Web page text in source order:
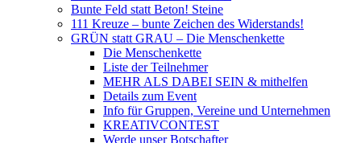
Bunte Feld statt Beton! Steine
111 Kreuze – bunte Zeichen des Widerstands!
GRÜN statt GRAU – Die Menschenkette
Die Menschenkette
Liste der Teilnehmer
MEHR ALS DABEI SEIN & mithelfen
Details zum Event
Info für Gruppen, Vereine und Unternehmen
KREATIVCONTEST
Werde unser Botschafter